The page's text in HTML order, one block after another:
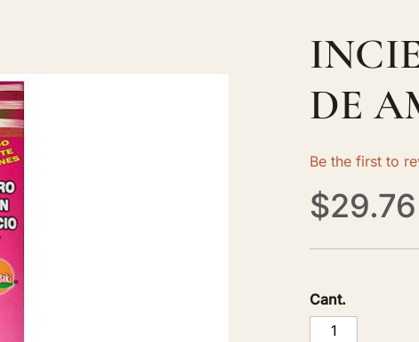
DE
Be the first to
$29.76
Cant.